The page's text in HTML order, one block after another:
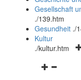
Gesellschaft
./139.htm
Gesundheit ./
Kultur
./kultur.htm